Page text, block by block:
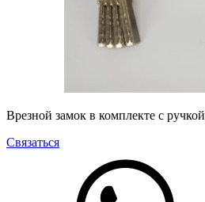
Врезной замок в комплекте с ручкой
Связаться